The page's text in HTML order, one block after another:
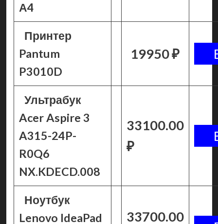
А4
Принтер
Pantum
P3010D
19950 ₽
Ультрабук
Acer Aspire 3
A315-24P-
R0Q6
NX.KDECD.008
33100.00
₽
Ноутбук
Lenovo IdeaPad
33700.00